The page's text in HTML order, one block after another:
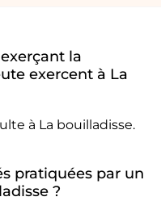
la
exercent à La
à La bouilladisse.
pratiquées par un
?